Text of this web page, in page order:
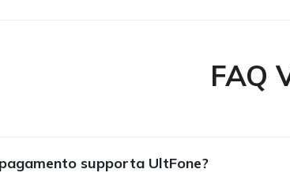
FAQ
supporta UltFone?